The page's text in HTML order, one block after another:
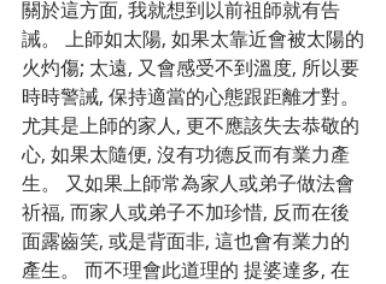
關於這方面, 我就想到以前祖師就有告
誡。 上師如太陽, 如果太靠近會被太陽的
火灼傷; 太遠, 又會感受不到溫度, 所以要
時時警誡, 保持適當的心態跟距離才對。
尤其是上師的家人, 更不應該失去恭敬的
心, 如果太隨便, 沒有功德反而有業力產
生。 又如果上師常為家人或弟子做法會
祈福, 而家人或弟子不加珍惜, 反而在後
面露齒笑, 或是背面非, 這也會有業力的
產生。 而不理會此道理的 提婆達多, 在